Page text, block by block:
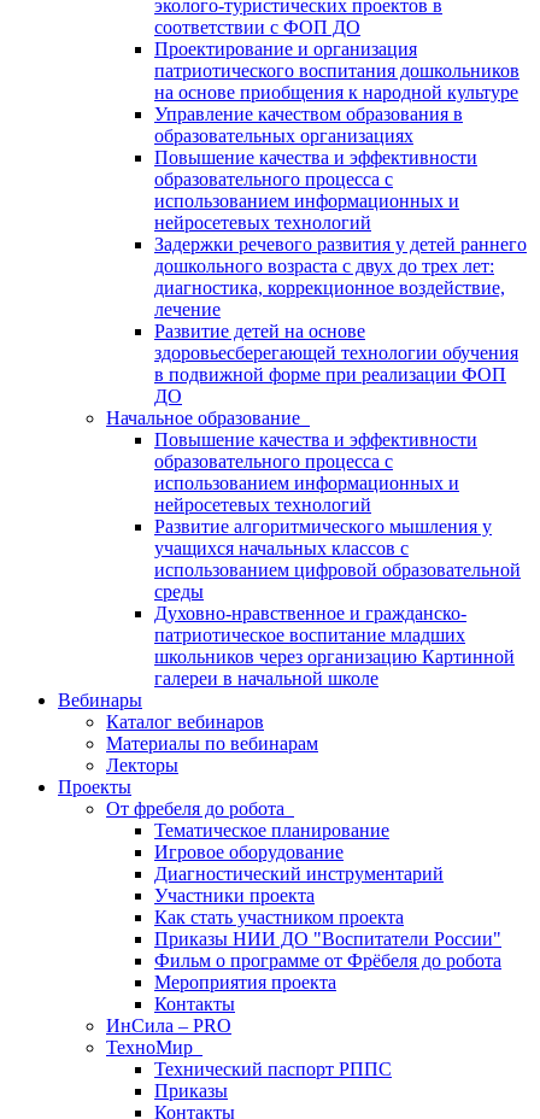
эколого-туристических проектов в
соответствии с ФОП ДО
Проектирование и организация
патриотического воспитания дошкольников
на основе приобщения к народной культуре
Управление качеством образования в
образовательных организациях
Повышение качества и эффективности
образовательного процесса с
использованием информационных и
нейросетевых технологий
Задержки речевого развития у детей раннего
дошкольного возраста с двух до трех лет:
диагностика, коррекционное воздействие,
лечение
Развитие детей на основе
здоровьесберегающей технологии обучения
в подвижной форме при реализации ФОП
ДО
Начальное образование
Повышение качества и эффективности
образовательного процесса с
использованием информационных и
нейросетевых технологий
Развитие алгоритмического мышления у
учащихся начальных классов с
использованием цифровой образовательной
среды
Духовно-нравственное и гражданско-
патриотическое воспитание младших
школьников через организацию Картинной
галереи в начальной школе
Вебинары
Каталог вебинаров
Материалы по вебинарам
Лекторы
Проекты
От фребеля до робота
Тематическое планирование
Игровое оборудование
Диагностический инструментарий
Участники проекта
Как стать участником проекта
Приказы НИИ ДО "Воспитатели России"
Фильм о программе от Фрёбеля до робота
Мероприятия проекта
Контакты
ИнСила – PRO
ТехноМир
Технический паспорт РППС
Приказы
Контакты